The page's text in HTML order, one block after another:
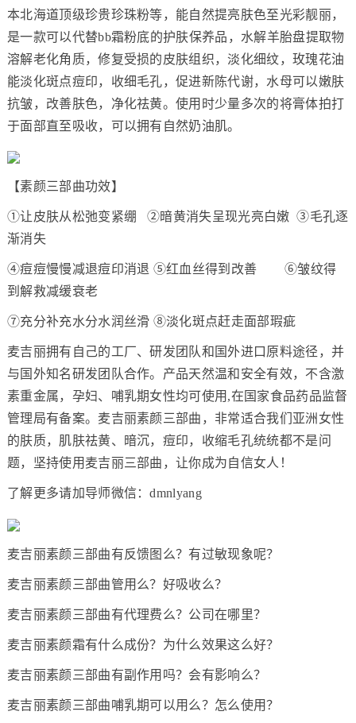
本北海道顶级珍贵珍珠粉等，能自然提亮肤色至光彩靓丽，
是一款可以代替bb霜粉底的护肤保养品，水解羊胎盘提取物
溶解老化角质，修复受损的皮肤组织，淡化细纹，玫瑰花油
能淡化斑点痘印，收细毛孔，促进新陈代谢，水母可以嫩肤
抗皱，改善肤色，净化祛黄。使用时少量多次的将膏体拍打
于面部直至吸收，可以拥有自然奶油肌。
【素颜三部曲功效】
①让皮肤从松弛变紧绷 ②暗黄消失呈现光亮白嫩 ③毛孔逐
渐消失
④痘痘慢慢减退痘印消退 ⑤红血丝得到改善 ⑥皱纹得
到解救减缓衰老
⑦充分补充水分水润丝滑 ⑧淡化斑点赶走面部瑕疵
麦吉丽拥有自己的工厂、研发团队和国外进口原料途径，并
与国外知名研发团队合作。产品天然温和安全有效，不含激
素重金属，孕妇、哺乳期女性均可使用,在国家食品药品监督
管理局有备案。麦吉丽素颜三部曲，非常适合我们亚洲女性
的肤质，肌肤祛黄、暗沉，痘印，收缩毛孔统统都不是问
题，坚持使用麦吉丽三部曲，让你成为自信女人！
了解更多请加导师微信：dmnlyang
麦吉丽素颜三部曲有反馈图么？有过敏现象呢？
麦吉丽素颜三部曲管用么？好吸收么？
麦吉丽素颜三部曲有代理费么？公司在哪里？
麦吉丽素颜霜有什么成份？为什么效果这么好？
麦吉丽素颜三部曲有副作用吗？会有影响么？
麦吉丽素颜三部曲哺乳期可以用么？怎么使用？